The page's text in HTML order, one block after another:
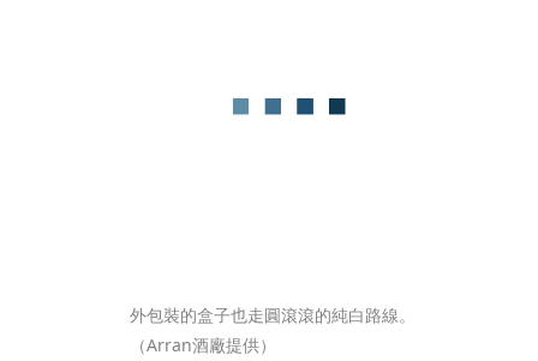
外包裝的盒子也走圓滾滾的純白路線。
（Arran酒廠提供）